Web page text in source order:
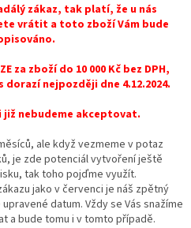
zákaz, tak platí, že u nás
vrátit a toto zboží Vám bude
za zboží do 10 000 Kč bez DPH,
nejpozději dne 4.12.2024.
nebudeme akceptovat.
ale když vezmeme v potaz
je zde potenciál vytvoření ještě
tak toho pojďme využít.
jako v červenci je náš zpětný
datum. Vždy se Vás snažíme
a bude tomu i v tomto případě.